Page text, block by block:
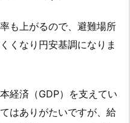
も上がるので、避難場所
くなり円安基調になりま
経済（GDP）を支えてい
はありがたいですが、給